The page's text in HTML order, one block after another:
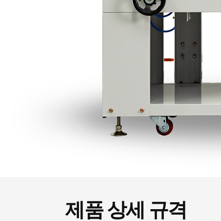
제품 상세 규격